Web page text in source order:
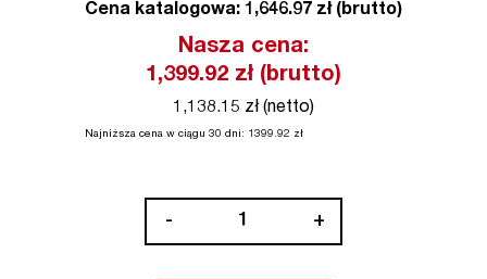
Cena katalogowa: 1,646.97 zł (brutto)
Nasza cena:
1,399.92 zł (brutto)
1,138.15 zł (netto)
Najniższa cena w ciągu 30 dni: 1399.92 zł
- +